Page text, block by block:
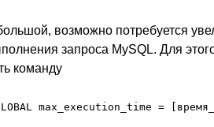
возможно потребуется
запроса MySQL. Для
команду
max_execution_time =